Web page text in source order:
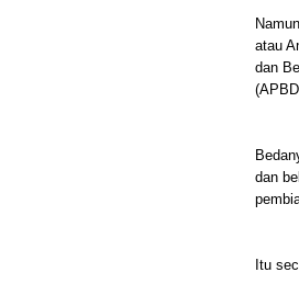
atau
dan
dan
Itu